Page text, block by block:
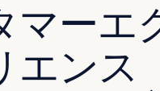
マーエ
エンス